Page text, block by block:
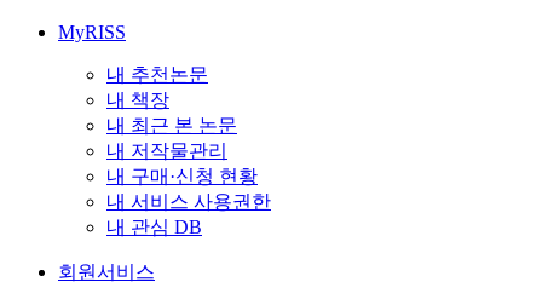
MyRISS
내 추천논문
내 책장
내 최근 본 논문
내 저작물관리
내 구매·신청 현황
내 서비스 사용권한
내 관심 DB
회원서비스